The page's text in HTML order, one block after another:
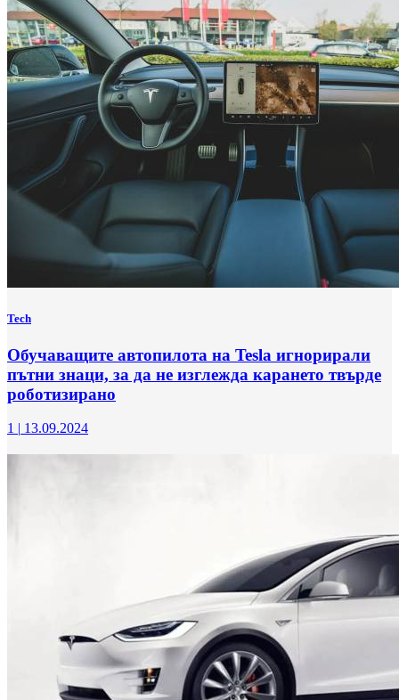
Tech
Обучаващите автопилота на Tesla игнорирали
пътни знаци, за да не изглежда карането твърде
роботизирано
1 | 13.09.2024